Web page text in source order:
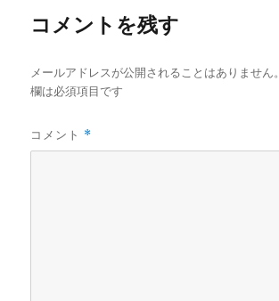
コメントを残す
メールアドレスが公開されることはありません。
欄は必須項目です
コメント *